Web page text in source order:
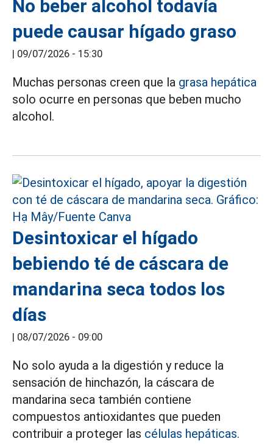
No beber alcohol todavía
puede causar hígado graso
| 09/07/2026 - 15:30
Muchas personas creen que la grasa hepática
solo ocurre en personas que beben mucho
alcohol.
Desintoxicar el hígado
bebiendo té de cáscara de
mandarina seca todos los
días
| 08/07/2026 - 09:00
No solo ayuda a la digestión y reduce la
sensación de hinchazón, la cáscara de
mandarina seca también contiene
compuestos antioxidantes que pueden
contribuir a proteger las células hepáticas.